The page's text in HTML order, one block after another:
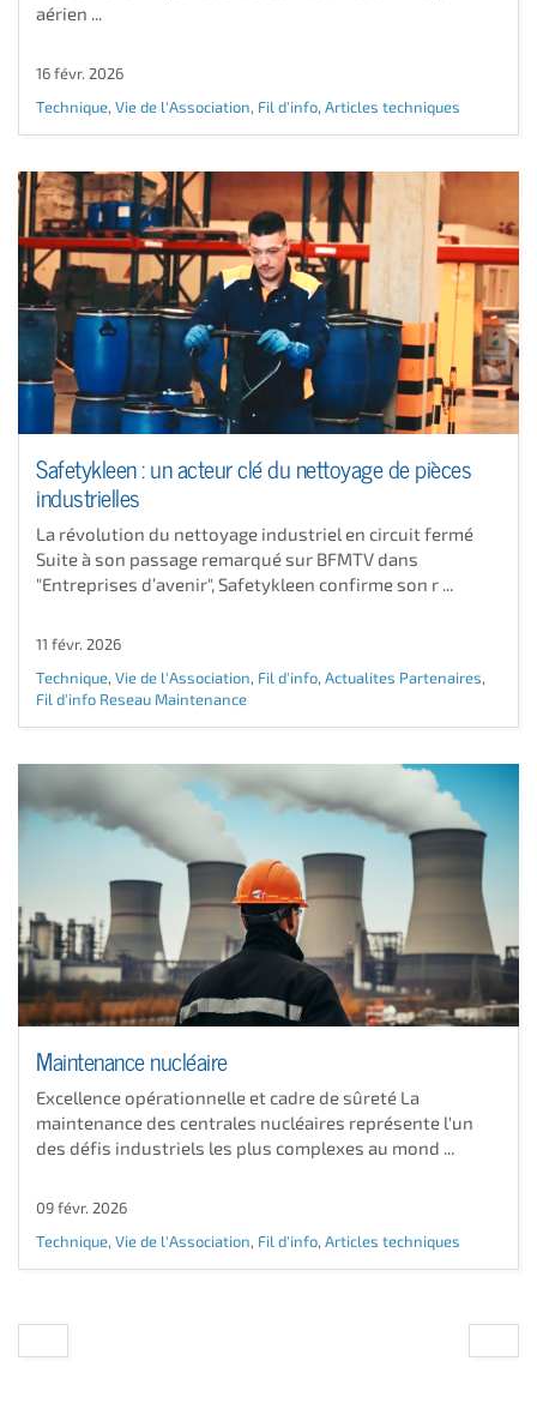
aérien ...
16 févr. 2026
Technique, Vie de l'Association, Fil d'info, Articles techniques
Safetykleen : un acteur clé du nettoyage de pièces
industrielles
La révolution du nettoyage industriel en circuit fermé
Suite à son passage remarqué sur BFMTV dans
"Entreprises d’avenir", Safetykleen confirme son r ...
11 févr. 2026
Technique, Vie de l'Association, Fil d'info, Actualites Partenaires,
Fil d'info Reseau Maintenance
Maintenance nucléaire
Excellence opérationnelle et cadre de sûreté La
maintenance des centrales nucléaires représente l'un
des défis industriels les plus complexes au mond ...
09 févr. 2026
Technique, Vie de l'Association, Fil d'info, Articles techniques